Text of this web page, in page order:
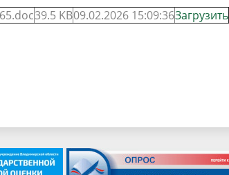
39.5 KB09.02.2026 15:09:36Загрузить